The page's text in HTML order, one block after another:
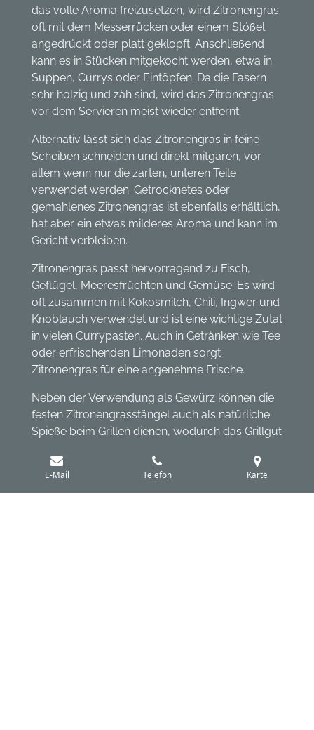
das volle Aroma freizusetzen, wird Zitronengras
oft mit dem Messerrücken oder einem Stößel
angedrückt oder platt geklopft. Anschließend
kann es in Stücken mitgekocht werden, etwa in
Suppen, Currys oder Eintöpfen. Da die Fasern
sehr holzig und zäh sind, wird das Zitronengras
vor dem Servieren meist wieder entfernt.
Alternativ lässt sich das Zitronengras in feine
Scheiben schneiden und direkt mitgaren, vor
allem wenn nur die zarten, unteren Teile
verwendet werden. Getrocknetes oder
gemahlenes Zitronengras ist ebenfalls erhältlich,
hat aber ein etwas milderes Aroma und kann im
Gericht verbleiben.
Zitronengras passt hervorragend zu Fisch,
Geflügel, Meeresfrüchten und Gemüse. Es wird
oft zusammen mit Kokosmilch, Chili, Ingwer und
Knoblauch verwendet und ist eine wichtige Zutat
in vielen Currypasten. Auch in Getränken wie Tee
oder erfrischenden Limonaden sorgt
Zitronengras für eine angenehme Frische.
Neben der Verwendung als Gewürz können die
festen Zitronengrasstängel auch als natürliche
Spieße beim Grillen dienen, wodurch das Grillgut
Insgesamt ist Zitronengras eine vielseitige Zutat,
die Gerichte mit ihrem charakteristischen,
E-Mail Telefon Karte